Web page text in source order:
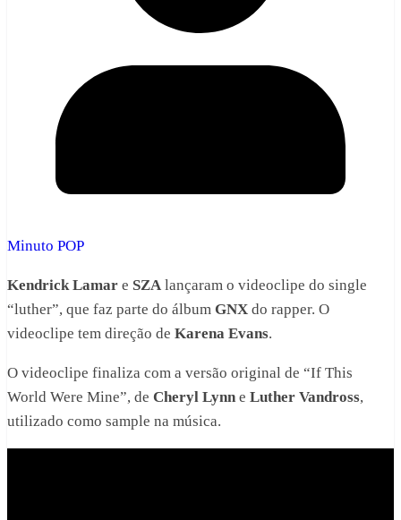
Minuto POP
Kendrick Lamar e SZA lançaram o videoclipe do single
“luther”, que faz parte do álbum GNX do rapper. O
videoclipe tem direção de Karena Evans.
O videoclipe finaliza com a versão original de “If This
World Were Mine”, de Cheryl Lynn e Luther Vandross,
utilizado como sample na música.